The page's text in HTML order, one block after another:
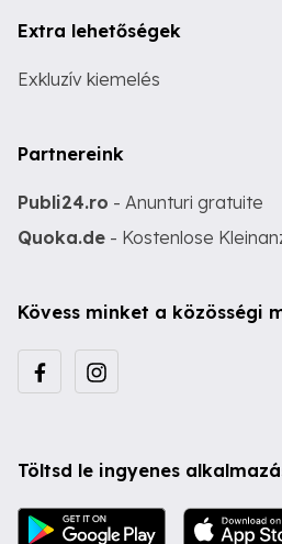
Extra lehetőségek
Exkluzív kiemelés
Partnereink
Publi24.ro - Anunturi gratuite
Quoka.de - Kostenlose
Kövess minket a közösségi
Töltsd le ingyenes